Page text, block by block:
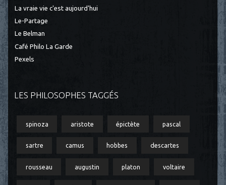
La vraie vie c'est aujourd'hui
Le-Partage
Le Belman
Café Philo La Garde
Pexels
LES PHILOSOPHES TAGGÉS
spinoza aristote épictète pascal
sartre camus hobbes descartes
rousseau augustin platon voltaire